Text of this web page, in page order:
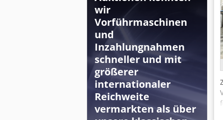
wir
Vorführmaschinen
und
Inzahlungnahmen
schneller und mit
größerer
internationaler
Reichweite
vermarkten als über